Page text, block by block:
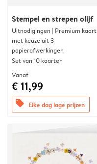
Stempel en strepen olijf
Uitnodigingen | Premium kaart
met keuze uit 3
papierafwerkingen
Set van 10 kaarten
Vanaf
€ 11,99
offers Elke dag lage prijzen